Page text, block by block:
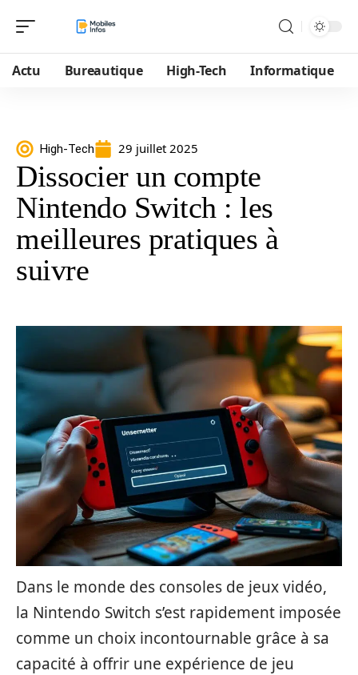
Actu Bureautique High-Tech Informatique
High-Tech 29 juillet 2025
Dissocier un compte
Nintendo Switch : les
meilleures pratiques à
suivre
Dans le monde des consoles de jeux vidéo,
la Nintendo Switch s’est rapidement imposée
comme un choix incontournable grâce à sa
capacité à offrir une expérience de jeu